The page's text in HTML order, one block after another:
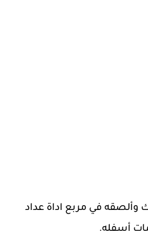
في مربع اداة عداد
أسفله.